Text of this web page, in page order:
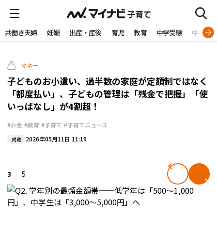
共働き夫婦 妊娠 出産・産後 育児 教育 中学受験 中学生
マネー
子どものお小遣い、過半数の家庭が定額制ではなく
「都度払い」、子どもの管理は「残金で把握」「使
いっぱなし」が4割超！
#お金 #教育 #子育て #子育てニュース
掲載 2026年05月11日 11:19
3 5